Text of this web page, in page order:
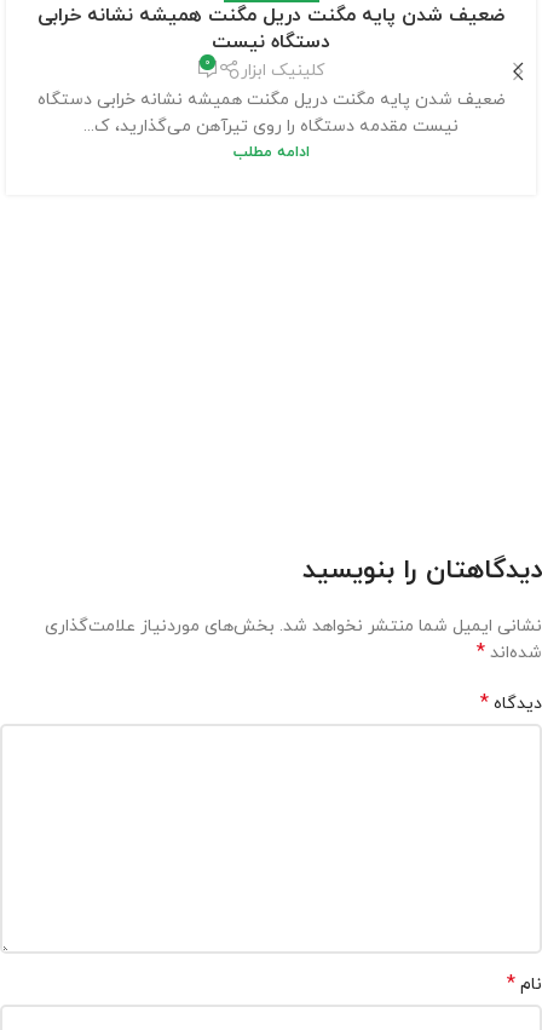
ضعیف شدن پایه مگنت دریل مگنت همیشه نشانه خرابی
دستگاه نیست
کلینیک ابزار 0
ضعیف شدن پایه مگنت دریل مگنت همیشه نشانه خرابی دستگاه
نیست مقدمه دستگاه را روی تیرآهن می‌گذارید، ک...
ادامه مطلب
دیدگاهتان را بنویسید
نشانی ایمیل شما منتشر نخواهد شد. بخش‌های موردنیاز علامت‌گذاری
شده‌اند *
دیدگاه *
نام *